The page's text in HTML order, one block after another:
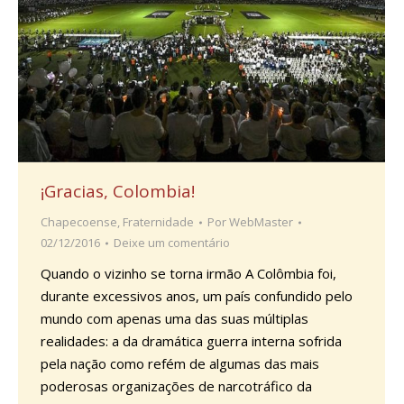
¡Gracias, Colombia!
Chapecoense, Fraternidade PorWebMaster
02/12/2016
Deixe um comentário
Quando o vizinho se torna irmão A Colômbia foi,
durante excessivos anos, um país confundido pelo
mundo com apenas uma das suas múltiplas
realidades: a da dramática guerra interna sofrida
pela nação como refém de algumas das mais
poderosas organizações de narcotráfico da